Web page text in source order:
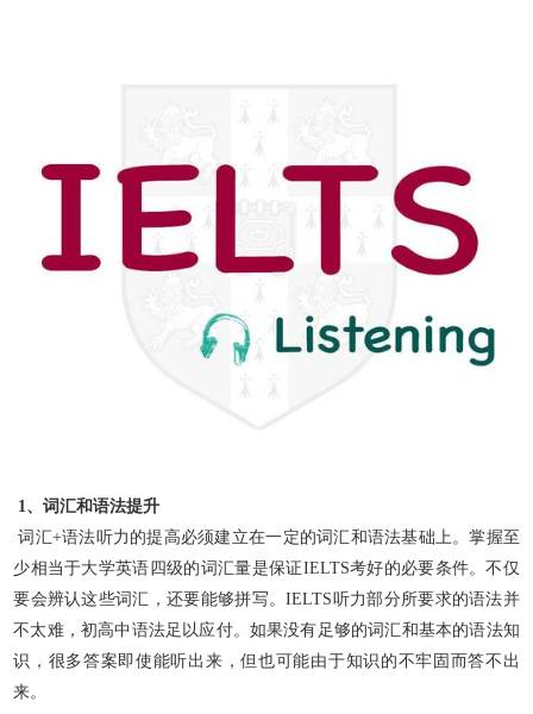
1、词汇和语法提升
词汇+语法听力的提高必须建立在一定的词汇和语法基础上。掌握至
少相当于大学英语四级的词汇量是保证IELTS考好的必要条件。不仅
要会辨认这些词汇，还要能够拼写。IELTS听力部分所要求的语法并
不太难，初高中语法足以应付。如果没有足够的词汇和基本的语法知
识，很多答案即使能听出来，但也可能由于知识的不牢固而答不出
来。